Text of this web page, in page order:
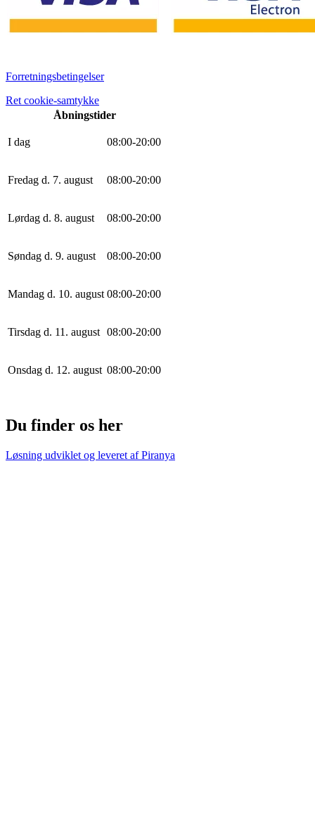
Forretningsbetingelser
Ret cookie-samtykke
Åbningstider
I dag 08:00-20:00
Fredag d. 7. august 08:00-20:00
Lørdag d. 8. august 08:00-20:00
Søndag d. 9. august 08:00-20:00
Mandag d. 10. august 08:00-20:00
Tirsdag d. 11. august 08:00-20:00
Onsdag d. 12. august 08:00-20:00
Du finder os her
Løsning udviklet og leveret afPiranya